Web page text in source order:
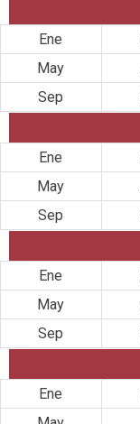
Ene
May
Sep
Ene
May
Sep
Ene
May
Sep
Ene